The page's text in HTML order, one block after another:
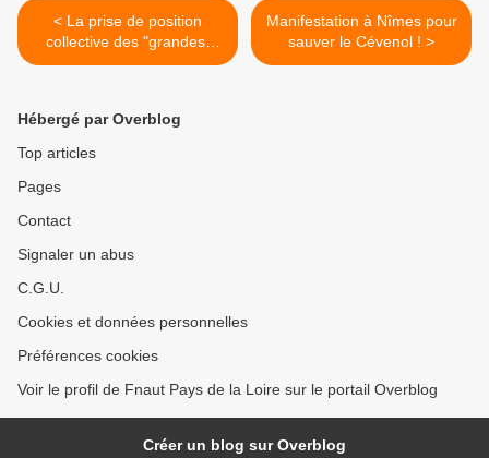
< La prise de position
collective des "grandes"
associations
Manifestation à Nîmes pour
sauver le Cévenol ! >
Hébergé par Overblog
Top articles
Pages
Contact
Signaler un abus
C.G.U.
Cookies et données personnelles
Préférences cookies
Voir le profil de Fnaut Pays de la Loire sur le portail Overblog
Créer un blog sur Overblog